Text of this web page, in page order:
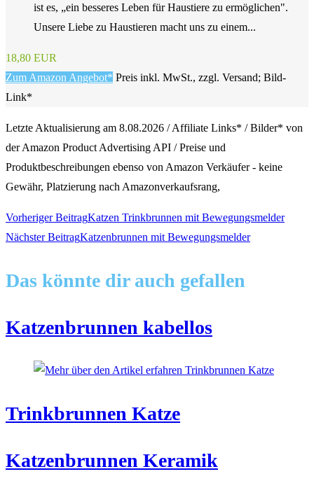
ist es, „ein besseres Leben für Haustiere zu ermöglichen".
Unsere Liebe zu Haustieren macht uns zu einem...
18,80 EUR
Zum Amazon Angebot* Preis inkl. MwSt., zzgl. Versand; Bild-
Link*
Letzte Aktualisierung am 8.08.2026 / Affiliate Links* / Bilder* von
der Amazon Product Advertising API / Preise und
Produktbeschreibungen ebenso von Amazon Verkäufer - keine
Gewähr, Platzierung nach Amazonverkaufsrang,
Weitere
ansehen
Vorheriger BeitragKatzen Trinkbrunnen mit Bewegungsmelder
Nächster BeitragKatzenbrunnen mit Bewegungsmelder
Das könnte dir auch gefallen
Katzenbrunnen kabellos
Trinkbrunnen Katze
Katzenbrunnen Keramik